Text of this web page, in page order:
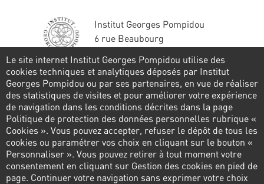
Institut Georges Pompidou
6 rue Beaubourg
Tél. : 01 44 78 41 22
Restons en contact
FORMULAIRE DE CONTACT
Suivez-nous
Le site internet Institut Georges Pompidou utilise des
cookies techniques et analytiques déposés par Institut
Georges Pompidou ou par ses partenaires, en vue de réaliser
des statistiques de visites et pour améliorer votre expérience
de navigation dans les conditions décrites dans la page
Politique de protection des données personnelles rubrique «
Cookies ». Vous pouvez accepter, refuser le dépôt de tous les
cookies ou paramétrer vos choix en cliquant sur le bouton «
Personnaliser ». Vous pouvez retirer à tout moment votre
consentement en cliquant sur Gestion des cookies en pied de
page. Continuer votre navigation sans exprimer votre choix